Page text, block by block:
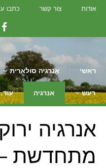
אודות צור קשר כתבו
ראשי אנרגיה סולארית
רעש אנרגיה
אנרגיה
מתחדשת